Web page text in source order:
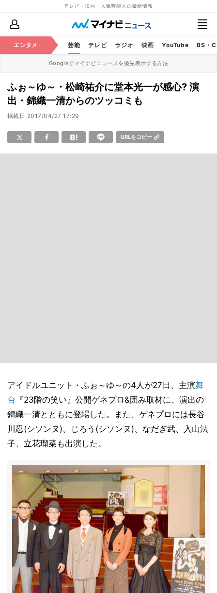
テレビ・映画・人気芸能人の最新情報
エンタメ 芸能 テレビ ラジオ 映画 YouTube BS・
Googleでマイナビニュースを優先表示する方法
ふぉ～ゆ～・松崎祐介に堂本光一が感心? 演
出・錦織一清からのツッコミも
掲載日 2017/04/27 17:29
URLをコピー
アイドルユニット・ふぉ～ゆ～の4人が27日、主演舞
台 『23階の笑い』公開ゲネプロ&囲み取材に、演出の
錦織一清とともに登場した。また、ゲネプロには長谷
川忍(シソンヌ)、じろう(シソンヌ)、なだぎ武、入山法
子、立花瑠菜も出演した。